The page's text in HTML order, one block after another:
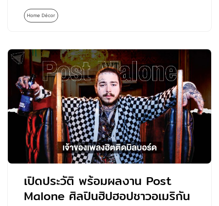
Home Décor
เปิดประวัติ พร้อมผลงาน Post
Malone ศิลปินฮิปฮอปชาวอเมริกัน